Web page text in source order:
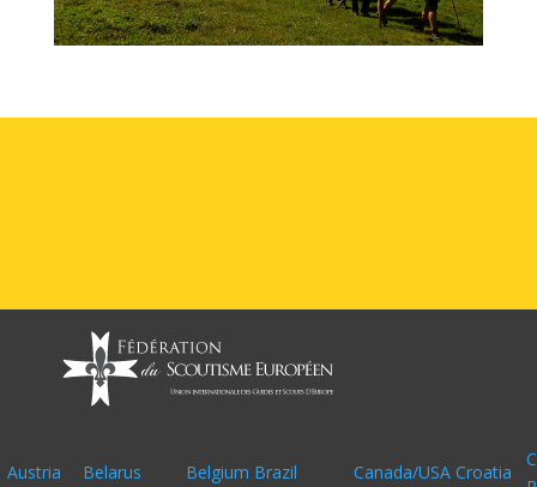
Austria Belarus Belgium Brazil Canada/USA Croatia